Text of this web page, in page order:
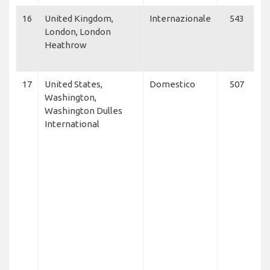
16
United Kingdom,
London, London
Heathrow
Internazionale 543
17
United States,
Washington,
Washington Dulles
International
Domestico 507